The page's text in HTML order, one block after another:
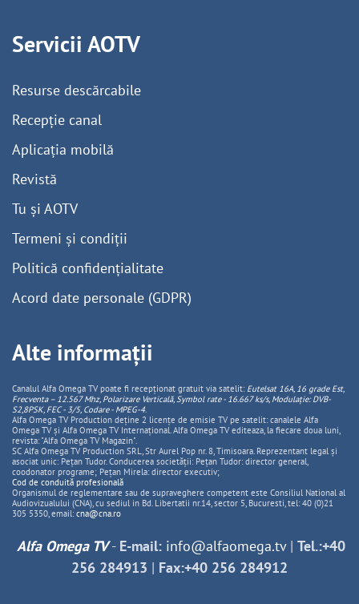
Servicii AOTV
Resurse descărcabile
Recepție canal
Aplicația mobilă
Revistă
Tu și AOTV
Termeni și condiții
Politică confidențialitate
Acord date personale (GDPR)
Alte informații
Canalul Alfa Omega TV poate fi recepționat gratuit via satelit: Eutelsat 16A, 16 grade Est,
Frecventa – 12.567 Mhz, PolarizareVerticală, Symbol rate - 16.667 ks/s, Modulație: DVB-
S2,8PSK, FEC - 3/5, Codare - MPEG-4.
Alfa Omega TV Production deține 2 licențe de emisie TV pe satelit: canalele Alfa
Omega TV și Alfa Omega TV Internațional. Alfa Omega TV editeaza, la fiecare doua luni,
revista: "Alfa Omega TV Magazin".
SC Alfa Omega TV Production SRL, Str Aurel Pop nr. 8, Timisoara. Reprezentant legal și
asociat unic: Pețan Tudor. Conducerea societății: Pețan Tudor: director general,
coodonator programe; Pețan Mirela: director executiv;
Cod de conduită profesională
Organismul de reglementare sau de supraveghere competent este Consiliul National al
Audiovizualului (CNA), cu sediul in Bd. Libertatii nr.14, sector 5, Bucuresti, tel: 40 (0)21
305 5350, email: cna@cna.ro
Alfa Omega TV- E-mail: info@alfaomega.tv| Tel.:+40
256 284913 | Fax:+40 256 284912